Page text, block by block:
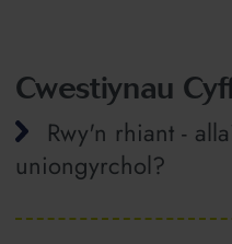
Cwestiynau
Rwy'n rhiant -
uniongyrchol?